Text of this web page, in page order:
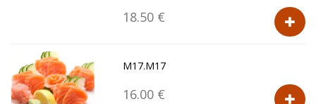
18.50 €
M17.M17
16.00 €